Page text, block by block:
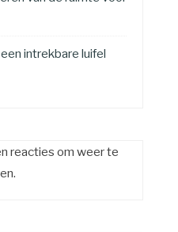
intrekbare luifel
reacties om weer te